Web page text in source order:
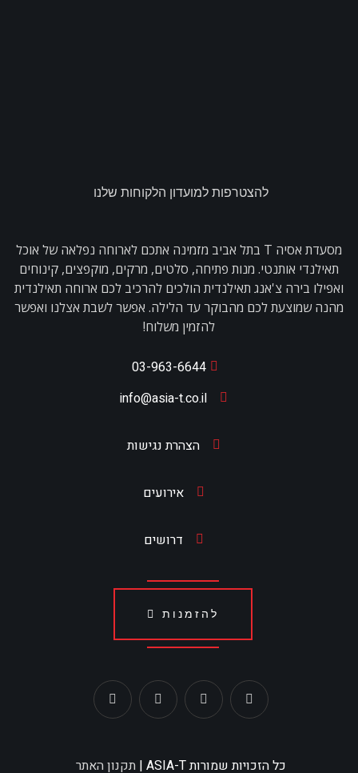
להצטרפות למועדון הלקוחות שלנו
מסעדת אסיה T בתל אביב מזמינה אתכם לארוחה נפלאה של אוכל
תאילנדי אותנטי. מנות פתיחה, סלטים, מרקים, מוקפצים, קינוחים
ואפילו בירה צ'אנג תאילנדית הולכים להרכיב לכם ארוחה תאילנדית
מהנה שמוצעת לכם מהבוקר עד הלילה. אפשר לשבת אצלנו ואפשר
להזמין משלוח!
03-963-6644
info@asia-t.co.il
הצהרת נגישות
אירועים
דרושים
להזמנות
כל הזכויות שמורות ASIA-T | תקנון האתר